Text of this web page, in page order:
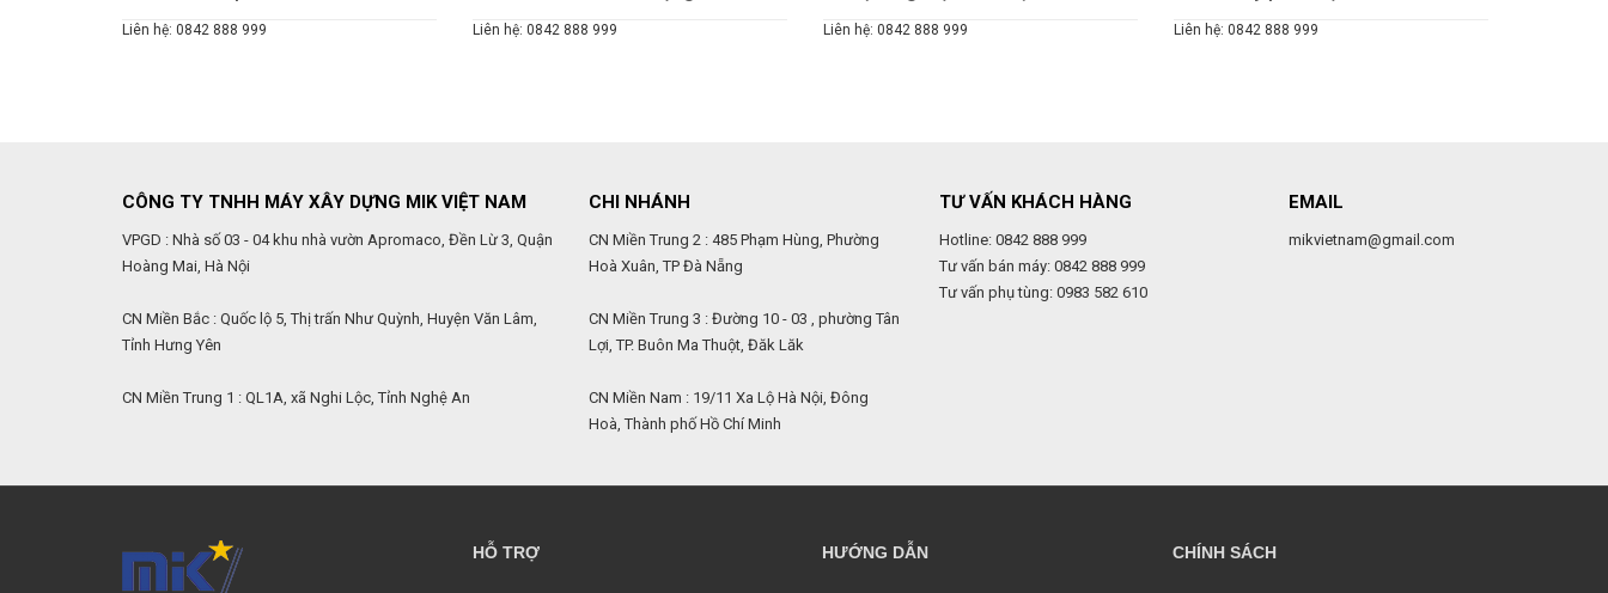
Liên hệ: 0842 888 999 Liên hệ: 0842 888 999 Liên hệ: 0842 888 999 Liên hệ: 0842 888 999
CÔNG TY TNHH MÁY XÂY DỰNG MIK VIỆT NAM
VPGD : Nhà số 03 - 04 khu nhà vườn Apromaco, Đền Lừ 3, Quận
Hoàng Mai, Hà Nội
CN Miền Bắc : Quốc lộ 5, Thị trấn Như Quỳnh, Huyện Văn Lâm,
Tỉnh Hưng Yên
CN Miền Trung 1 : QL1A, xã Nghi Lộc, Tỉnh Nghệ An
CHI NHÁNH
CN Miền Trung 2 : 485 Phạm Hùng, Phường
Hoà Xuân, TP Đà Nẵng
CN Miền Trung 3 : Đường 10 - 03 , phường Tân
Lợi, TP. Buôn Ma Thuột, Đăk Lăk
CN Miền Nam : 19/11 Xa Lộ Hà Nội, Đông
Hoà, Thành phố Hồ Chí Minh
TƯ VẤN KHÁCH HÀNG
Hotline: 0842 888 999
Tư vấn bán máy: 0842 888 999
Tư vấn phụ tùng: 0983 582 610
EMAIL
mikvietnam@gmail.com
HỖ TRỢ HƯỚNG DẪN CHÍNH SÁCH